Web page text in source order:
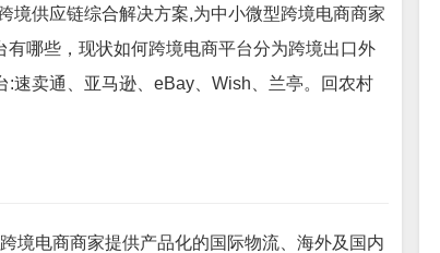
境供应链综合解决方案,为中小微型跨境电商商家
哪些，现状如何跨境电商平台分为跨境出口外
速卖通、亚马逊、eBay、Wish、兰亭。回农村
境电商商家提供产品化的国际物流、海外及国内